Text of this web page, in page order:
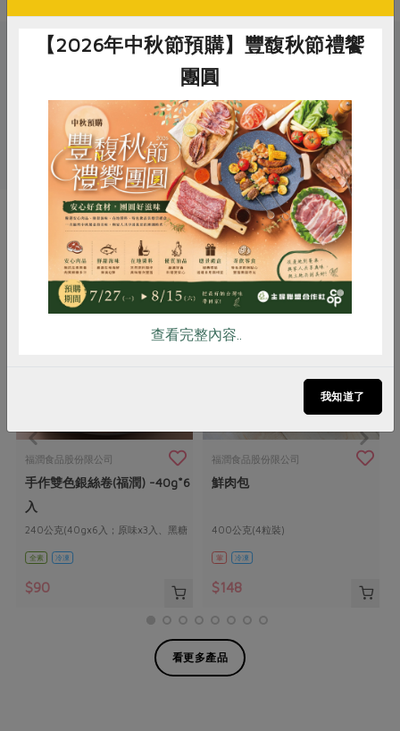
關鍵字
# 福潤 # 銀髮友善食品 # 即食料理
# 包子 # 芋頭
你可能有興趣的產品
福潤食品股份限公司
手作雙色銀絲卷(福潤) -40g*6
入
240公克(40gx6入；原味x3入、黑糖
x3入)
全素 冷凍
$90
福潤食品股份限公司
鮮肉包
400公克(4粒裝)
葷 冷凍
$148
看更多產品
惜食 RPET 食譜 減硝酸鹽
雞蛋 食安 共同購買
【2026年中秋節預購】豐馥秋節禮饗
團圓
查看完整內容..
我知道了